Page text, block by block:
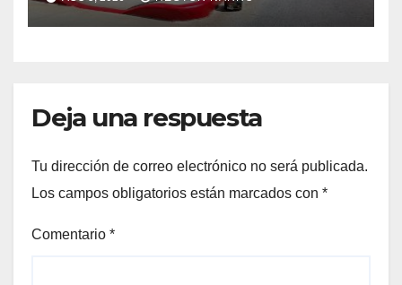
Cabos
Deja una respuesta
Tu dirección de correo electrónico no será publicada.
Los campos obligatorios están marcados con *
Comentario *